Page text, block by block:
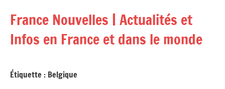
contenu
France Nouvelles | Actualités et
Infos en France et dans le monde
Étiquette : Belgique